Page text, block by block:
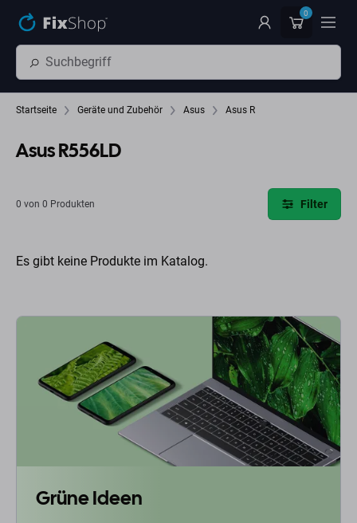
0
Startseite Geräte und Zubehör Asus Asus R
Asus R556LD
0 von 0 Produkten Filter
Es gibt keine Produkte im Katalog.
Grüne Ideen